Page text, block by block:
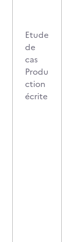
Etude
de
cas
Produ
ction
écrite